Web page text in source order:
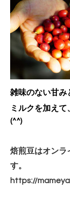
雑味のない甘み
ミルクを加え
(^^)
焙煎豆はオンラ
す。
https://